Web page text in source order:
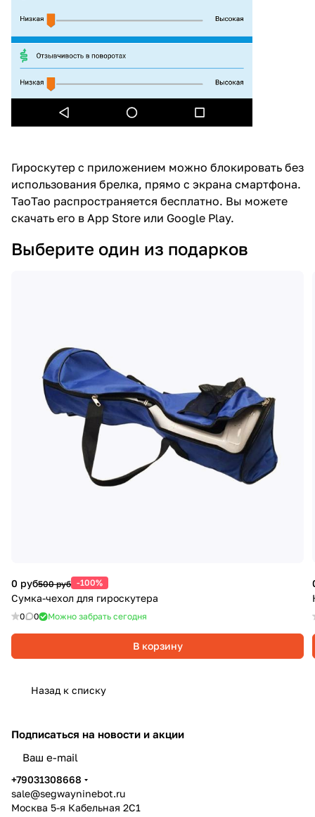
Гироскутер с приложением можно блокировать без
использования брелка, прямо с экрана смартфона.
ТаоТао распространяется бесплатно. Вы можете
скачать его в App Store или Google Play.
Выберите один из подарков
0 руб500 руб -100%
Сумка-чехол для гироскутера
0 0 Можно забрать сегодня
В корзину
Назад к списку
Подписаться на новости и акции
+79031308668
sale@segwayninebot.ru
Москва 5-я Кабельная 2С1